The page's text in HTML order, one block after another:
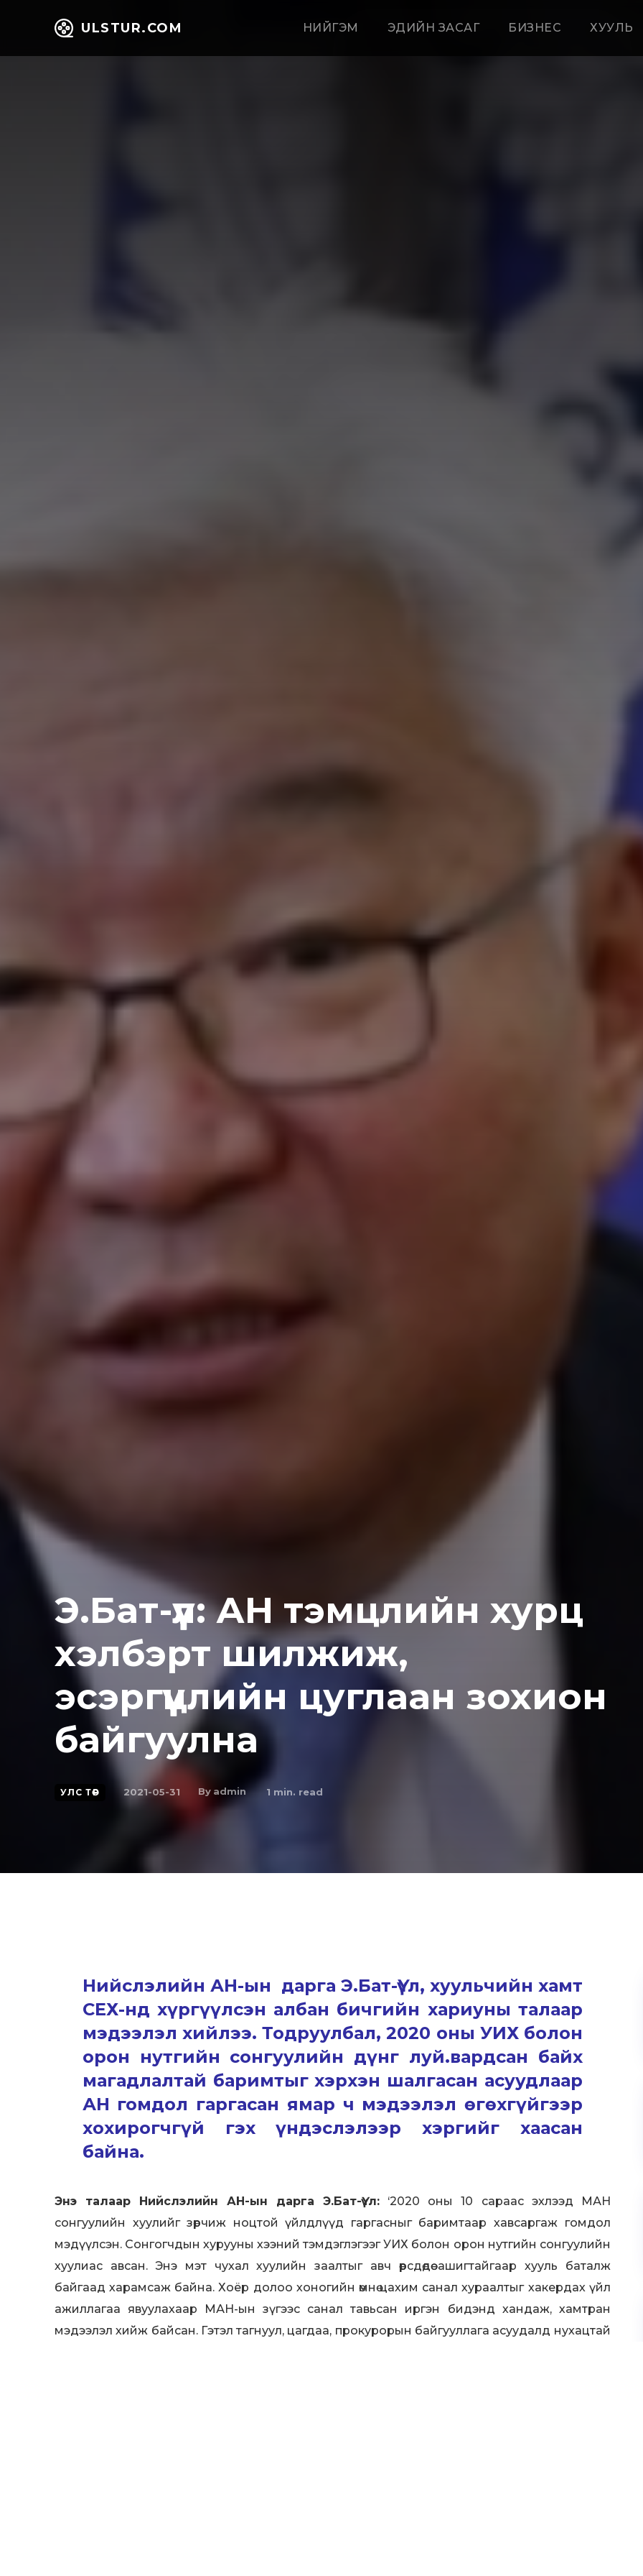
ULSTUR.COM НИЙГЭМ ЭДИЙН ЗАСАГ БИЗНЕС ХУУЛЬ
Э.Бат-үүл: АН тэмцлийн хурц
хэлбэрт шилжиж,
эсэргүүцлийн цуглаан зохион
байгуулна
УЛС ТӨР 2021-05-31 By admin 1 min. read
Нийслэлийн АН-ын дарга Э.Бат-Үүл, хуульчийн хамт
СЕХ-нд хүргүүлсэн албан бичгийн хариуны талаар
мэдээлэл хийлээ. Тодруулбал, 2020 оны УИХ болон
орон нутгийн сонгуулийн дүнг луй.вардсан байх
магадлалтай баримтыг хэрхэн шалгасан асуудлаар
АН гомдол гаргасан ямар ч мэдээлэл өгөхгүйгээр
хохирогчгүй гэх үндэслэлээр хэргийг хаасан
байна.
Энэ талаар Нийслэлийн АН-ын дарга Э.Бат-Үүл: ‘2020 оны 10 сараас эхлээд МАН
сонгуулийн хуулийг зөрчиж ноцтой үйлдлүүд гаргасныг баримтаар хавсаргаж гомдол
мэдүүлсэн. Сонгогчдын хурууны хээний тэмдэглэгээг УИХ болон орон нутгийн сонгуулийн
хуулиас авсан. Энэ мэт чухал хуулийн заалтыг авч өөрсдөдөө ашигтайгаар хууль баталж
байгаад харамсаж байна. Хоёр долоо хоногийн өмнө цахим санал хураалтыг хакердах үйл
ажиллагаа явуулахаар МАН-ын зүгээс санал тавьсан иргэн бидэнд хандаж, хамтран
мэдээлэл хийж байсан. Гэтэл тагнуул, цагдаа, прокурорын байгууллага асуудалд нухацтай